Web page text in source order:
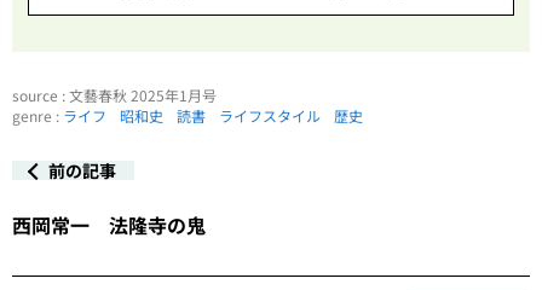
source : 文藝春秋 2025年1月号
genre : ライフ 昭和史 読書 ライフスタイル 歴史
前の記事
西岡常一 法隆寺の鬼